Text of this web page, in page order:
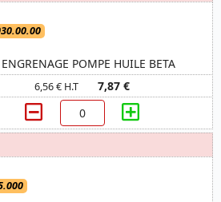
POMPE HUILE BETA
6,56 € H.T 7,87 €